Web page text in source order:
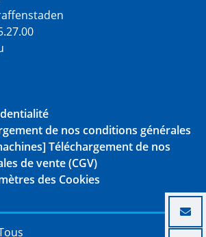
de nos conditions générales
Téléchargement de nos
de vente (CGV)
des Cookies